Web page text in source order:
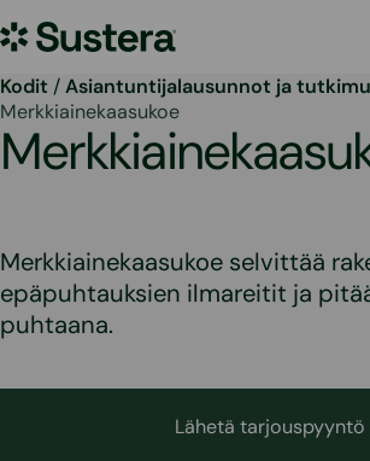
sisältöön
Sustera
Kodit /Asiantuntijalausunnot ja
Merkkiainekaasukoe
Merkkiainekaasukoe selvittää
epäpuhtauksien ilmareitit ja
puhtaana.
Lähetä tarjouspyyntö